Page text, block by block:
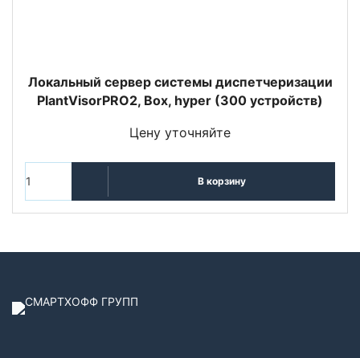
Локальный сервер системы диспетчеризации
PlantVisorPRO2, Box, hyper (300 устройств)
Цену уточняйте
В корзину